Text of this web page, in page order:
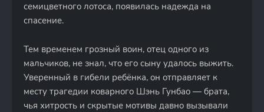
семицветного лотоса, появилась надежда на
спасение.
Тем временем грозный воин, отец одного из
мальчиков, не знал, что его сыну удалось выжить.
Уверенный в гибели ребёнка, он отправляет к
месту трагедии коварного Шэнь Гунбао — брата,
чья хитрость и скрытые мотивы давно вызывали